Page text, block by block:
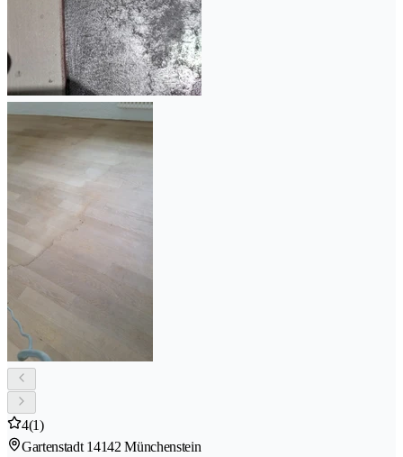
4(1)
Gartenstadt 14142 Münchenstein